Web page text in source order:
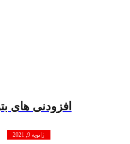
افزودنی های
ژانویه 9, 2021